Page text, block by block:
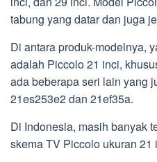
tabung yang datar dan juga
Di antara produk-modelnya,
adalah Piccolo 21 inci,
ada beberapa seri lain yang
21es253e2 dan 21ef35a.
Di Indonesia, masih banyak
skema TV Piccolo ukuran